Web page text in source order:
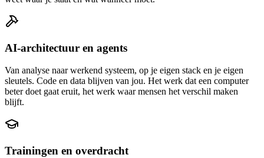
AI-architectuur en agents
Van analyse naar werkend systeem, op je eigen stack en je eigen
sleutels. Code en data blijven van jou. Het werk dat een computer
beter doet gaat eruit, het werk waar mensen het verschil maken
blijft.
Trainingen en overdracht